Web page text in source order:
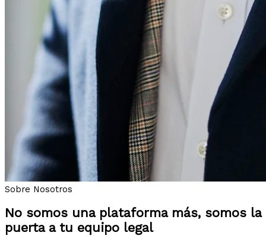
Sobre Nosotros
No somos una plataforma más, somos la
puerta a tu equipo legal